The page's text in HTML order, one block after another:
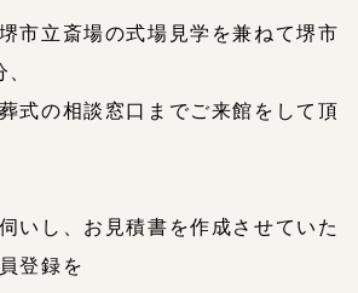
市立斎場の式場見学を兼ねて堺市
式の相談窓口までご来館をして頂
いし、お見積書を作成させていた
登録を